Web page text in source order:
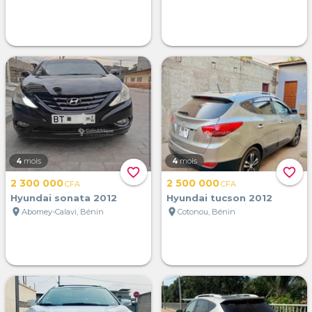
favorite_border
4 mois
2 300 000CFA
Hyundai sonata 2012
location_on Abomey-Calavi, Bénin
favorite_border
4 mois
2 500 000CFA
Hyundai tucson 2012
location_on Cotonou, Bénin